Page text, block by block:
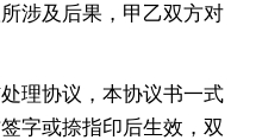
涉及后果，甲乙双方对
理协议，本协议书一式
字或捺指印后生效，双